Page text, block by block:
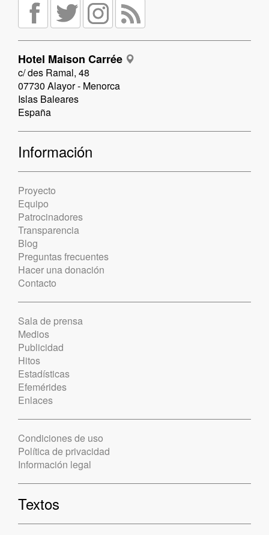
Hotel Maison Carrée
c/ des Ramal, 48
07730 Alayor - Menorca
Islas Baleares
España
Información
Proyecto
Equipo
Patrocinadores
Transparencia
Blog
Preguntas frecuentes
Hacer una donación
Contacto
Sala de prensa
Medios
Publicidad
Hitos
Estadísticas
Efemérides
Enlaces
Condiciones de uso
Política de privacidad
Información legal
Textos